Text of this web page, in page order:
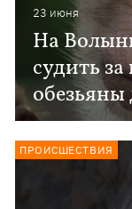
23 июня
На
судить
ПРОИСШЕСТВИЯ